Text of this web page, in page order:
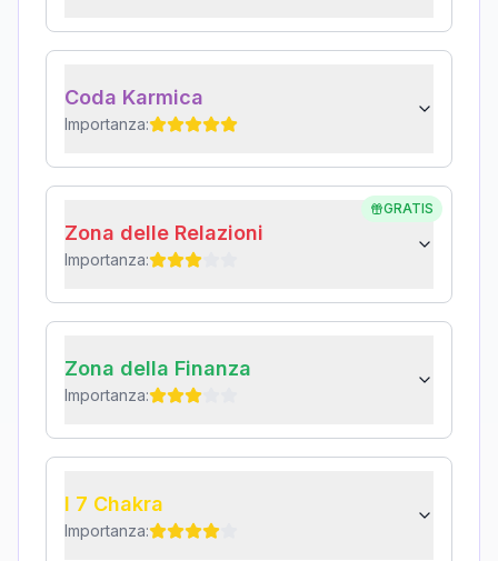
Coda Karmica
Importanza:
GRATIS
Zona delle Relazioni
Importanza:
Zona della Finanza
Importanza:
I 7 Chakra
Importanza: